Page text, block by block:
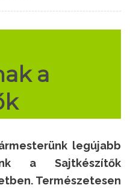
a
legújabb
a Sajtkészítők
Természetesen